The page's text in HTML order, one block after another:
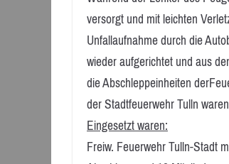
versorgt und mit leichten
Unfallaufnahme durch die
wieder aufgerichtet und aus
die Abschleppeinheiten
der Stadtfeuerwehr Tulln
Eingesetzt waren:
Freiw. Feuerwehr Tulln-Stadt